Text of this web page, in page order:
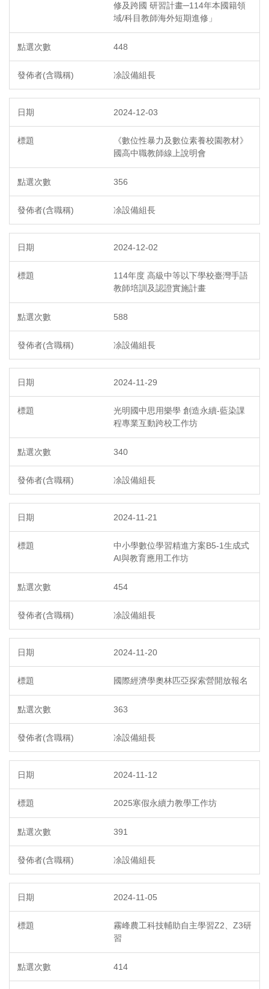
修及跨國 研習計畫─114年本國籍領
域/科目教師海外短期進修」
448
凃設備組長
2024-12-03
《數位性暴力及數位素養校園教材》
國高中職教師線上說明會
356
凃設備組長
2024-12-02
114年度 高級中等以下學校臺灣手語
教師培訓及認證實施計畫
588
凃設備組長
2024-11-29
光明國中思用樂學 創造永續-藍染課
程專業互動跨校工作坊
340
凃設備組長
2024-11-21
中小學數位學習精進方案B5-1生成式
AI與教育應用工作坊
454
凃設備組長
2024-11-20
國際經濟學奧林匹亞探索營開放報名
363
凃設備組長
2024-11-12
2025寒假永續力教學工作坊
391
凃設備組長
2024-11-05
霧峰農工科技輔助自主學習Z2、Z3研
習
414